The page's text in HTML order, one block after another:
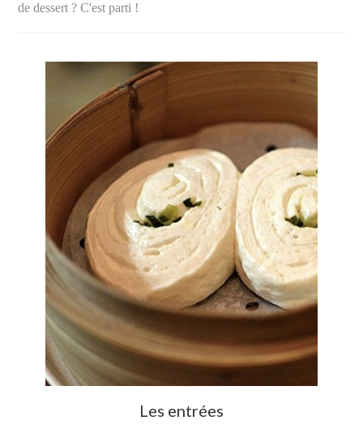
de dessert ? C'est parti !
Les entrées